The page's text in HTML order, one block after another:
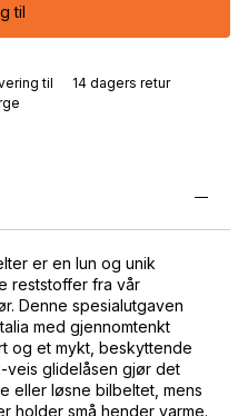
til
til
14 dagers retur
er en lun og unik
reststoffer fra vår
Denne spesialutgaven
med gjennomtenkt
og et mykt, beskyttende
veis glidelåsen gjør det
eller løsne bilbeltet, mens
holder små hender varme.